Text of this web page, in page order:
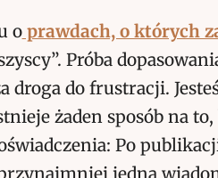
oprawdach, o których
Próba
do frustracji.
żaden sposób na
Po
jedną